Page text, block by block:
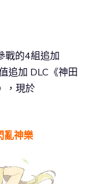
戰的4組追加
追加 DLC《神田
，現於
神樂